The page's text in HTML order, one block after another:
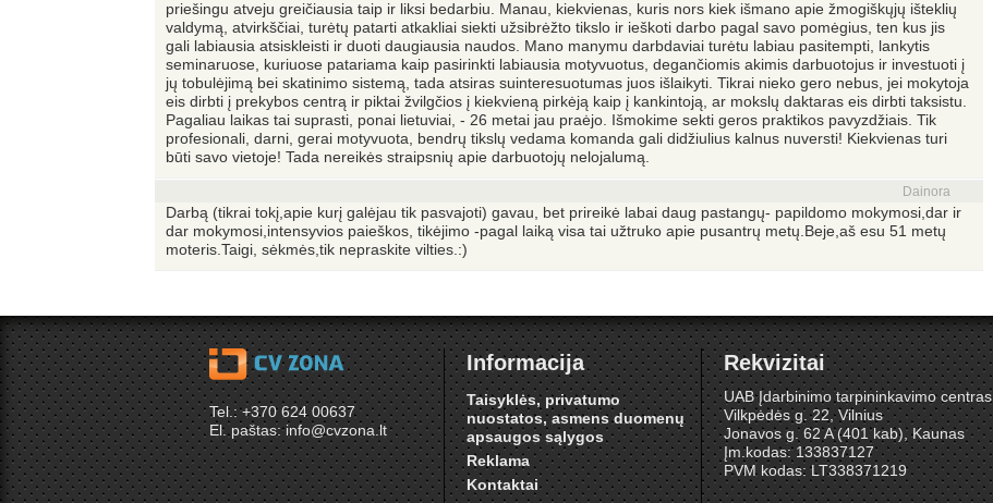
priešingu atveju greičiausia taip ir liksi bedarbiu. Manau, kiekvienas, kuris nors kiek išmano apie žmogiškųjų išteklių
valdymą, atvirkščiai, turėtų patarti atkakliai siekti užsibrėžto tikslo ir ieškoti darbo pagal savo pomėgius, ten kus jis
gali labiausia atsiskleisti ir duoti daugiausia naudos. Mano manymu darbdaviai turėtu labiau pasitempti, lankytis
seminaruose, kuriuose patariama kaip pasirinkti labiausia motyvuotus, degančiomis akimis darbuotojus ir investuoti į
jų tobulėjimą bei skatinimo sistemą, tada atsiras suinteresuotumas juos išlaikyti. Tikrai nieko gero nebus, jei mokytoja
eis dirbti į prekybos centrą ir piktai žvilgčios į kiekvieną pirkėją kaip į kankintoją, ar mokslų daktaras eis dirbti taksistu.
Pagaliau laikas tai suprasti, ponai lietuviai, - 26 metai jau praėjo. Išmokime sekti geros praktikos pavyzdžiais. Tik
profesionali, darni, gerai motyvuota, bendrų tikslų vedama komanda gali didžiulius kalnus nuversti! Kiekvienas turi
būti savo vietoje! Tada nereikės straipsnių apie darbuotojų nelojalumą.
Dainora
Darbą (tikrai tokį,apie kurį galėjau tik pasvajoti) gavau, bet prireikė labai daug pastangų- papildomo mokymosi,dar ir
dar mokymosi,intensyvios paieškos, tikėjimo -pagal laiką visa tai užtruko apie pusantrų metų.Beje,aš esu 51 metų
moteris.Taigi, sėkmės,tik nepraskite vilties.:)
Tel.: +370 624 00637
El. paštas: info@cvzona.lt
Informacija
Taisyklės, privatumo
nuostatos, asmens duomenų
apsaugos sąlygos
Reklama
Kontaktai
Rekvizitai
UAB Įdarbinimo tarpininkavimo centras
Vilkpėdės g. 22, Vilnius
Jonavos g. 62 A (401 kab), Kaunas
Įm.kodas: 133837127
PVM kodas: LT338371219